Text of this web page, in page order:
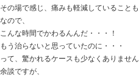
指へのシビレ 痛み
つま先に荷重で痛みが出る
神経症状 炎症症状
などと出てきます。